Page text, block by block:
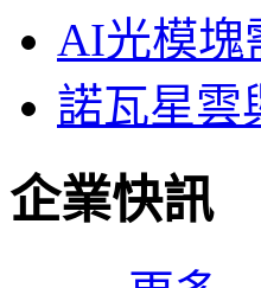
AI光模塊
諾瓦星雲
企業快訊